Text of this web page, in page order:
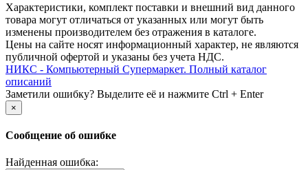
Xарактеристики, комплект поставки и внешний вид данного
товара могут отличаться от указанных или могут быть
изменены производителем без отражения в каталоге.
Цены на сайте носят информационный характер, не являются
публичной офертой и указаны без учета НДС.
НИКС - Компьютерный Cупермаркет. Полный каталог
описаний
Заметили ошибку? Выделите её и нажмите Ctrl + Enter
×
Сообщение об ошибке
Найденная ошибка: